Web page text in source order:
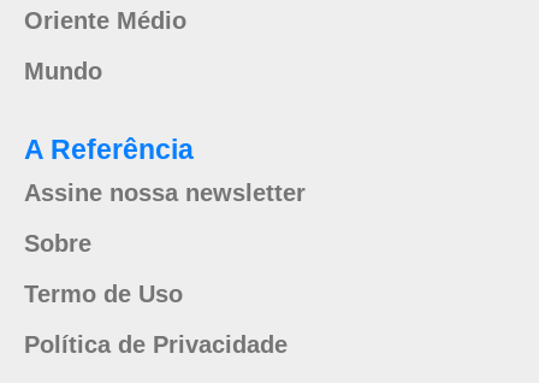
Oriente Médio
Mundo
A Referência
Assine nossa newsletter
Sobre
Termo de Uso
Política de Privacidade